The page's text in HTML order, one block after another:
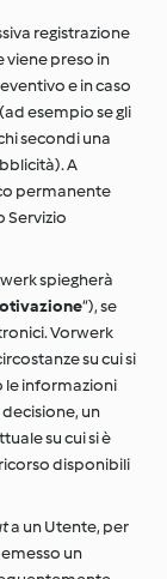
registrazione
viene preso in
e in caso
esempio se gli
secondi una
A
permanente
Servizio
spiegherà
“), se
Vorwerk
su cui si
le informazioni
un
su cui si è
disponibili
a un Utente, per
un